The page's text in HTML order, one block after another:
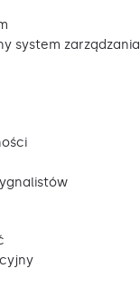
system zarządzania